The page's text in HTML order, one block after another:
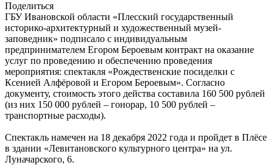
Поделиться
ГБУ Ивановской области «Плесский государственный
историко-архитектурный и художественный музей-
заповедник» подписало с индивидуальным
предпринимателем Егором Бероевым контракт на оказание
услуг по проведению и обеспечению проведения
мероприятия: спектакля «Рождественские посиделки с
Ксенией Алфёровой и Егором Бероевым». Согласно
документу, стоимость этого действа составила 160 500 рублей
(из них 150 000 рублей – гонорар, 10 500 рублей –
транспортные расходы).
Спектакль намечен на 18 декабря 2022 года и пройдет в Плёсе
в здании «Левитановского культурного центра» на ул.
Луначарского, 6.